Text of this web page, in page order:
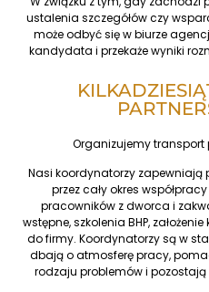
ustalenia szczegółów czy
może odbyć się w biurze
kandydata i przekaże wyniki
Organizujemy transport
Nasi koordynatorzy zapewniają
przez cały okres
pracowników z dworca i
wstępne, szkolenia BHP,
do firmy. Koordynatorzy są w
dbają o atmosferę pracy,
rodzaju problemów i